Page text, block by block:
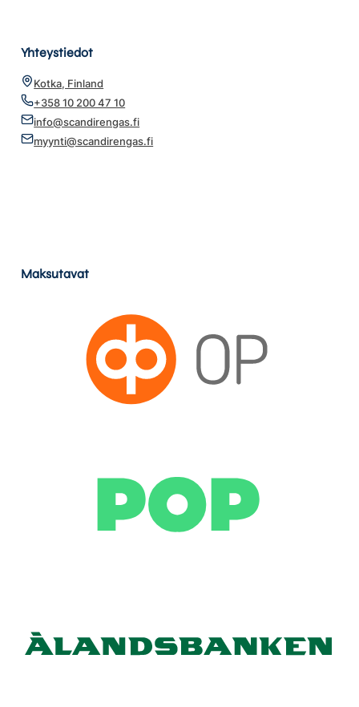
Yhteystiedot
Kotka, Finland
+358 10 200 47 10
info@scandirengas.fi
myynti@scandirengas.fi
Maksutavat